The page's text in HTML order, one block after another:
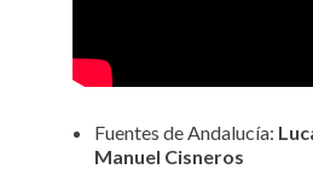
Fuentes de Andalucía:
Manuel Cisneros